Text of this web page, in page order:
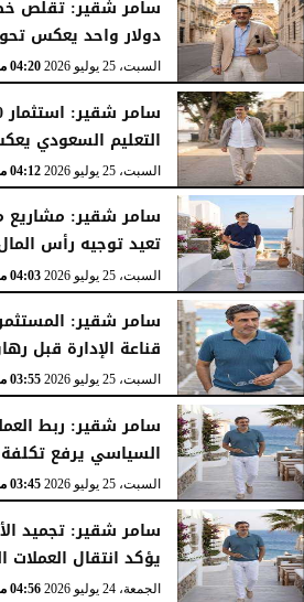
سامر شقير: تقلص
دولار واحد يعكس
السبت، 25 يوليو 2026 04:20 مـ
التعليم السعودي
السبت، 25 يوليو 2026 04:12 مـ
سامر شقير: مشاريع
تعيد توجيه رأس
السبت، 25 يوليو 2026 04:03 مـ
سامر شقير:
قناعة الإدارة قبل
السبت، 25 يوليو 2026 03:55 مـ
سامر شقير: ربط
السياسي يرفع
السبت، 25 يوليو 2026 03:45 مـ
سامر شقير: تجميد
يؤكد انتقال
الجمعة، 24 يوليو 2026 04:56 مـ